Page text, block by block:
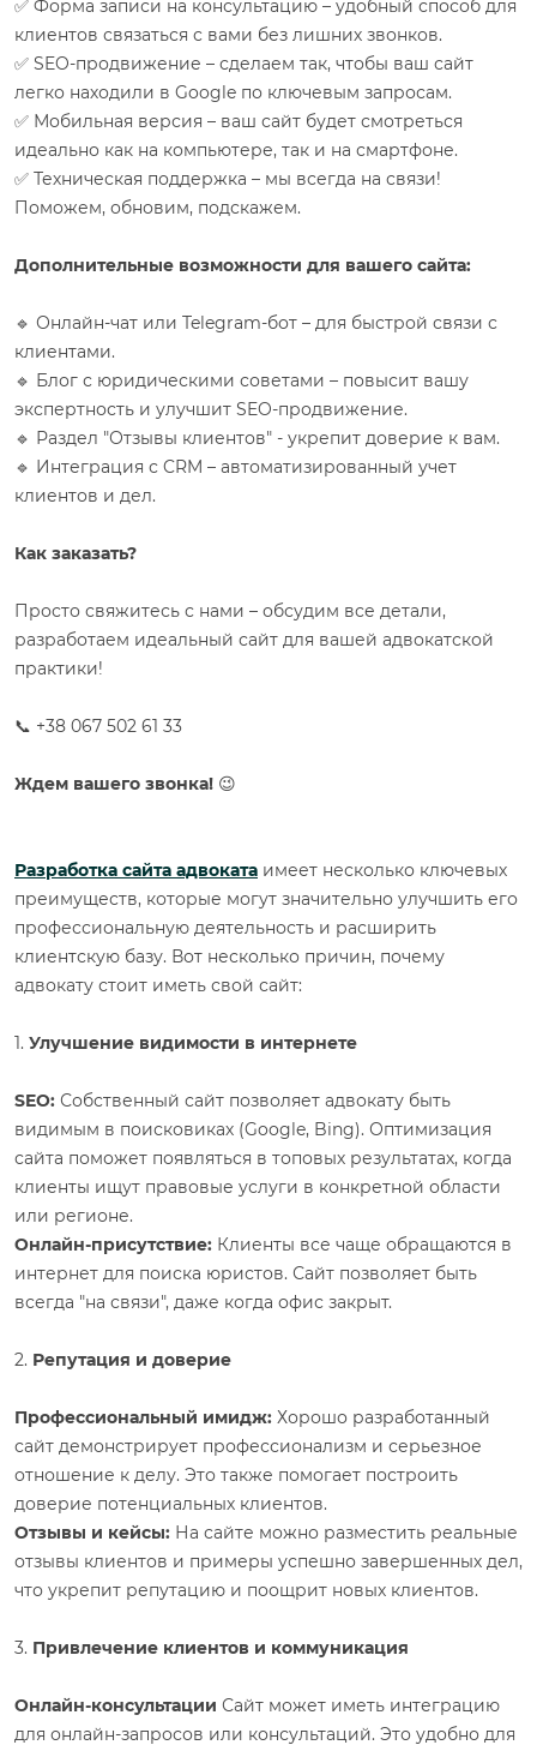
✅ Форма записи на консультацию – удобный способ для
клиентов связаться с вами без лишних звонков.
✅ SEO-продвижение – сделаем так, чтобы ваш сайт
легко находили в Google по ключевым запросам.
✅ Мобильная версия – ваш сайт будет смотреться
идеально как на компьютере, так и на смартфоне.
✅ Техническая поддержка – мы всегда на связи!
Поможем, обновим, подскажем.
Дополнительные возможности для вашего сайта:
🔹 Онлайн-чат или Telegram-бот – для быстрой связи с
клиентами.
🔹 Блог с юридическими советами – повысит вашу
экспертность и улучшит SEO-продвижение.
🔹 Раздел "Отзывы клиентов" - укрепит доверие к вам.
🔹 Интеграция с CRM – автоматизированный учет
клиентов и дел.
Как заказать?
Просто свяжитесь с нами – обсудим все детали,
разработаем идеальный сайт для вашей адвокатской
практики!
📞 +38 067 502 61 33
Ждем вашего звонка! 😉
Разработка сайта адвоката имеет несколько ключевых
преимуществ, которые могут значительно улучшить его
профессиональную деятельность и расширить
клиентскую базу. Вот несколько причин, почему
адвокату стоит иметь свой сайт:
1. Улучшение видимости в интернете
SEO: Собственный сайт позволяет адвокату быть
видимым в поисковиках (Google, Bing). Оптимизация
сайта поможет появляться в топовых результатах, когда
клиенты ищут правовые услуги в конкретной области
или регионе.
Онлайн-присутствие: Клиенты все чаще обращаются в
интернет для поиска юристов. Сайт позволяет быть
всегда "на связи", даже когда офис закрыт.
2. Репутация и доверие
Профессиональный имидж: Хорошо разработанный
сайт демонстрирует профессионализм и серьезное
отношение к делу. Это также помогает построить
доверие потенциальных клиентов.
Отзывы и кейсы: На сайте можно разместить реальные
отзывы клиентов и примеры успешно завершенных дел,
что укрепит репутацию и поощрит новых клиентов.
3. Привлечение клиентов и коммуникация
Онлайн-консультации Сайт может иметь интеграцию
для онлайн-запросов или консультаций. Это удобно для